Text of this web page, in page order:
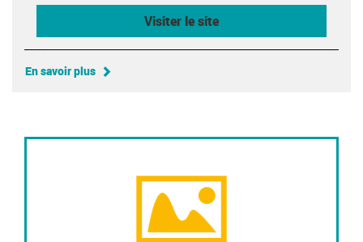
Visiter le site
En savoir plus